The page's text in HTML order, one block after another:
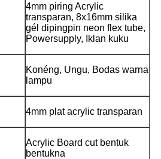
4mm piring Acrylic
transparan, 8x16mm silika
gél dipingpin neon flex tube,
Powersupply, Iklan kuku
Konéng, Ungu, Bodas warna
lampu
4mm plat acrylic transparan
Acrylic Board cut bentuk
bentukna